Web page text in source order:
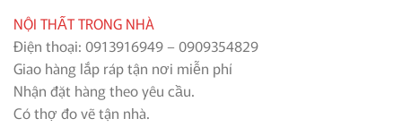
NỘI THẤT TRONG NHÀ
Điện thoại: 0913916949 – 0909354829
Giao hàng lắp ráp tận nơi miễn phí
Nhận đặt hàng theo yêu cầu.
Có thợ đo vẽ tận nhà.